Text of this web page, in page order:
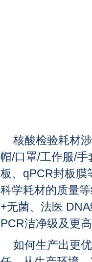
核酸检验耗材
帽/口罩/工作服/
板、qPCR封板膜
科学耗材的质量
+无菌、法医
PCR洁净级及更
如何生产出更